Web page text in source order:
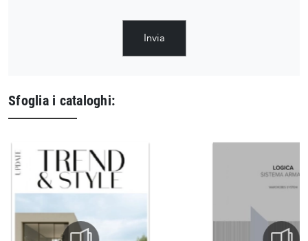
Invia
Sfoglia i cataloghi: